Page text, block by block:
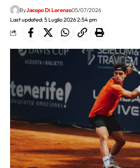
Last updated: 5 Luglio 2026 2:54 pm
ByJacopo Di Lorenzo05/07/2026